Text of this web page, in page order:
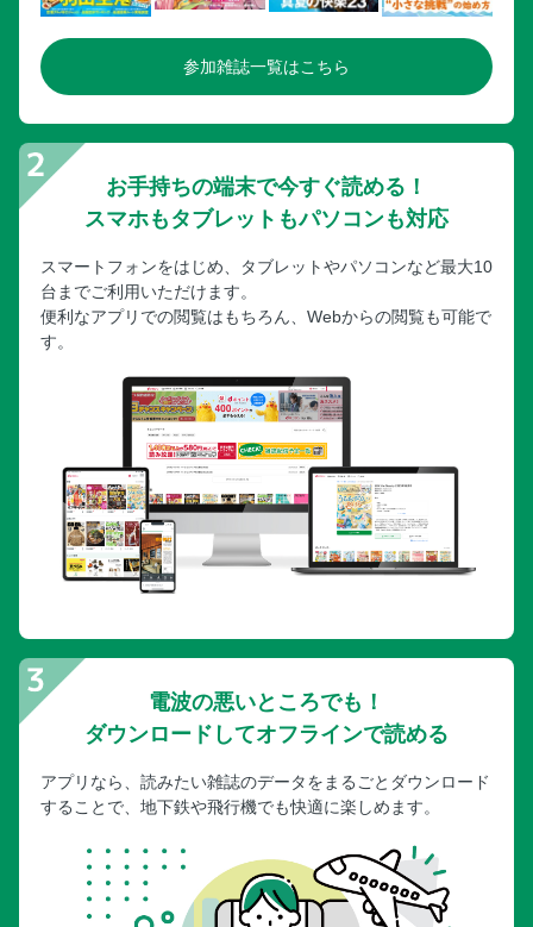
参加雑誌一覧はこちら
お手持ちの端末で今すぐ読める！
スマホもタブレットもパソコンも対応
スマートフォンをはじめ、タブレットやパソコンなど最大10
台までご利用いただけます。
便利なアプリでの閲覧はもちろん、Webからの閲覧も可能で
す。
電波の悪いところでも！
ダウンロードしてオフラインで読める
アプリなら、読みたい雑誌のデータをまるごとダウンロード
することで、地下鉄や飛行機でも快適に楽しめます。